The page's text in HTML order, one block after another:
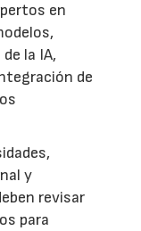
en
la IA,
de
y
revisar
para